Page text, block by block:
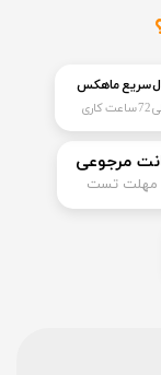
مرجوعی
سریع ماهکس